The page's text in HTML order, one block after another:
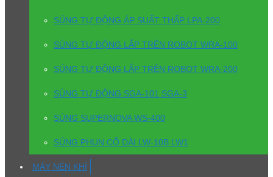
SÚNG TỰ ĐỘNG ÁP SUẤT THẤP LPA-200
SÚNG TỰ ĐỘNG LẮP TRÊN ROBOT WRA-100
SÚNG TỰ ĐỘNG LẮP TRÊN ROBOT WRA-200
SÚNG TỰ ĐỘNG SGA-101 SGA-3
SÚNG SUPERNOVA WS-400
SÚNG PHUN CỔ DÀI LW-10B LW1
MÁY NÉN KHÍ